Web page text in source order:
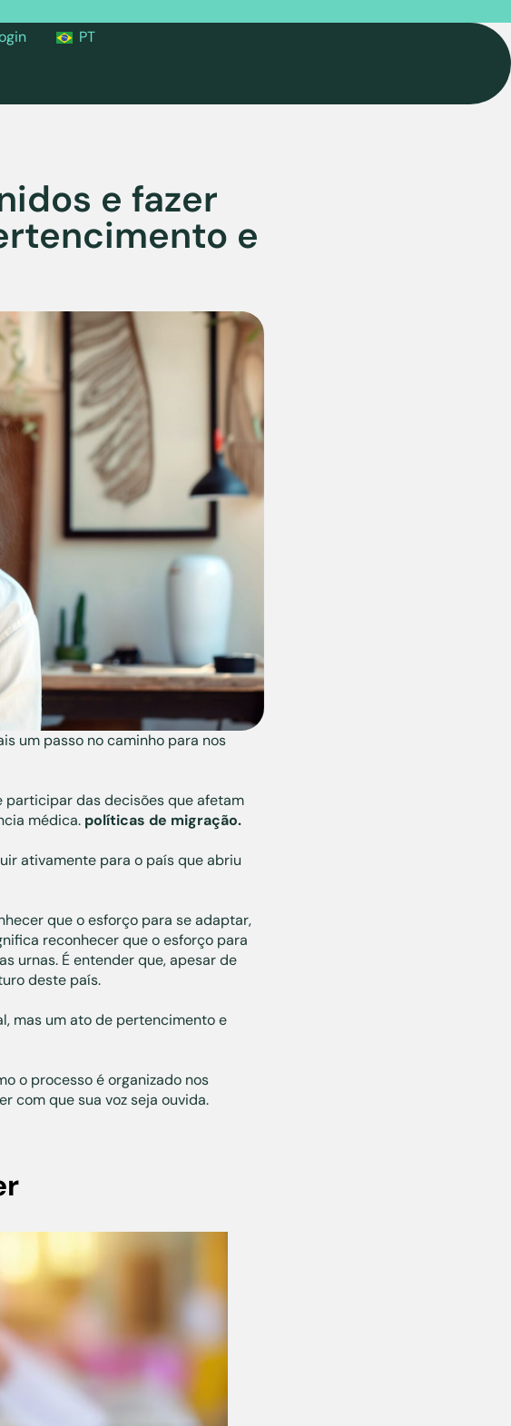
PT
e fazer
e
um passo no caminho para nos
das decisões que afetam
médica. políticas de migração.
ativamente para o país que abriu
que o esforço para se adaptar,
reconhecer que o esforço para
urnas. É entender que, apesar de
deste país.
mas um ato de pertencimento e
o processo é organizado nos
com que sua voz seja ouvida.